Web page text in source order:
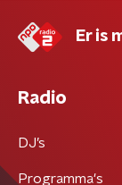
Er is
Radio
DJ’s
Programma's